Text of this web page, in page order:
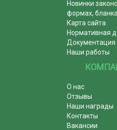
Новинки
формах,
Карта сайта
Нормативная
Наши работы
О нас
Отзывы
Наши награды
Контакты
Вакансии